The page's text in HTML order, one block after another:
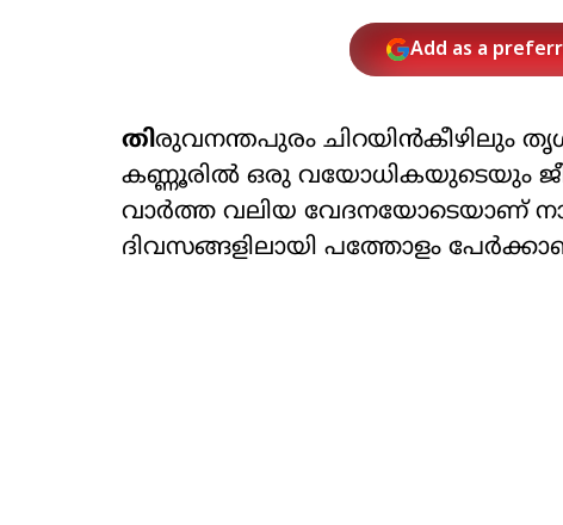
Add as a
തിരുവനന്തപുരം ചിറയിൻകീഴിലും
കണ്ണൂരിൽ ഒരു വയോധികയുടെയും
വാർത്ത വലിയ വേദനയോടെയാണ്
ദിവസങ്ങളിലായി പത്തോളം